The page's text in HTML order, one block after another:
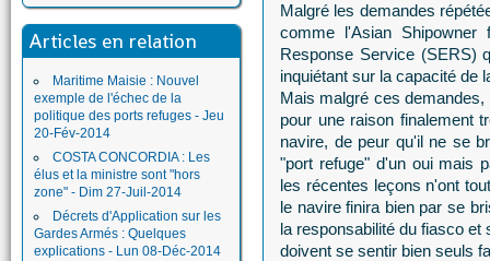
Articles en relation
Maritime Maisie : Nouvel
exemple de l'échec de la
politique des ports refuges - Jeu
20-Fév-2014
COSTA CONCORDIA : Les
élus et la ministre sont "hors
zone" - Dim 27-Juil-2014
Décrets d'Application sur les
Gardes Armés : Quelques
explications - Lun 08-Déc-2014
Malgré les demandes
comme l'Asian Shipowner
Response Service (SERS)
inquiétant sur la capacité de
Mais malgré ces
pour une raison finalement
navire, de peur qu'il ne se
"port refuge" d'un oui mais
les récentes leçons n'ont
le navire finira bien par se
la responsabilité du fiasco
doivent se sentir bien seuls